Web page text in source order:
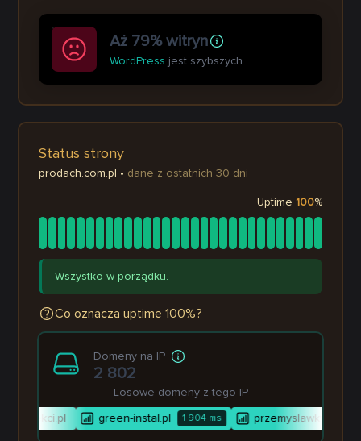
Aż 79% witryn
WordPress jest szybszych.
Status strony
prodach.com.pl • dane z ostatnich 30 dni
Uptime 100%
Wszystko w porządku.
Co oznacza uptime 100%?
Domeny na IP
2 802
Losowe domeny z tego IP
architekci.pl green-instal.pl 1 904ms